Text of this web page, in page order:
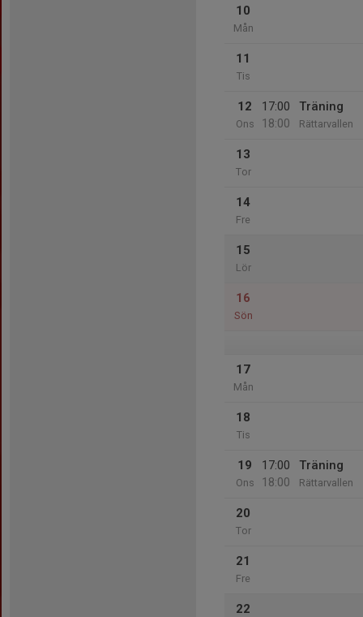
10
Mån
11
Tis
12
Ons
17:00
18:00
Träning
Rättarvallen
13
Tor
14
Fre
15
Lör
16
Sön
17
Mån
18
Tis
19
Ons
17:00
18:00
Träning
Rättarvallen
20
Tor
21
Fre
22